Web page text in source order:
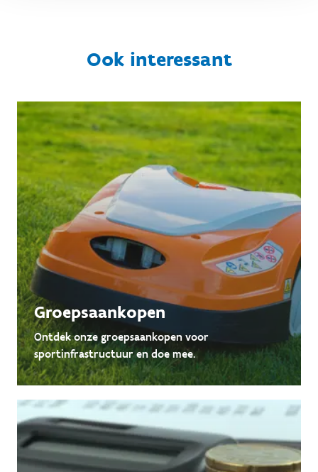
Ook interessant
Groepsaankopen
Ontdek onze groepsaankopen voor
sportinfrastructuur en doe mee.